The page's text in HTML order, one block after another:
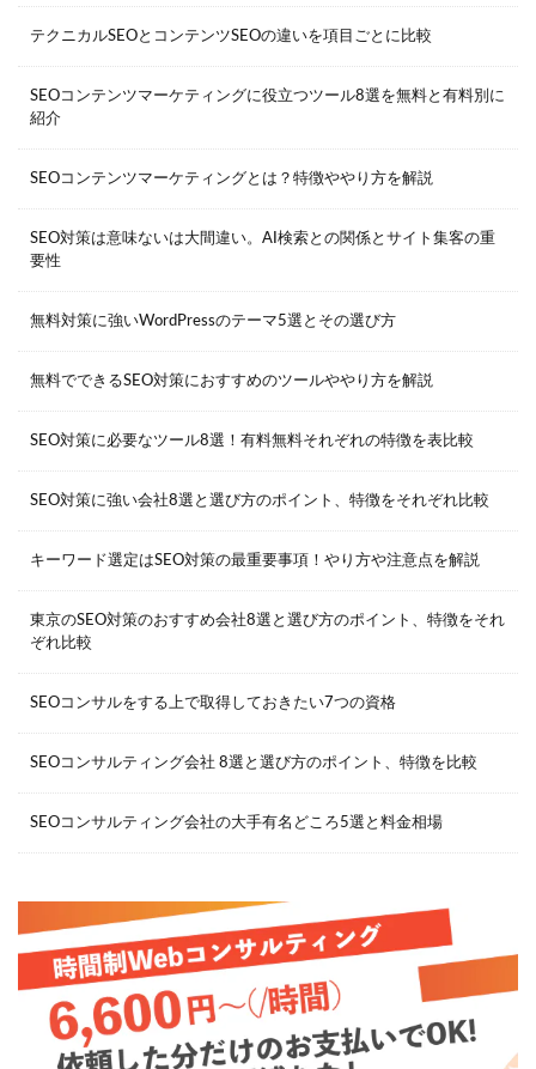
テクニカルSEOとコンテンツSEOの違いを項目ごとに比較
SEOコンテンツマーケティングに役立つツール8選を無料と有料別に
紹介
SEOコンテンツマーケティングとは？特徴ややり方を解説
SEO対策は意味ないは大間違い。AI検索との関係とサイト集客の重
要性
無料対策に強いWordPressのテーマ5選とその選び方
無料でできるSEO対策におすすめのツールややり方を解説
SEO対策に必要なツール8選！有料無料それぞれの特徴を表比較
SEO対策に強い会社8選と選び方のポイント、特徴をそれぞれ比較
キーワード選定はSEO対策の最重要事項！やり方や注意点を解説
東京のSEO対策のおすすめ会社8選と選び方のポイント、特徴をそれ
ぞれ比較
SEOコンサルをする上で取得しておきたい7つの資格
SEOコンサルティング会社 8選と選び方のポイント、特徴を比較
SEOコンサルティング会社の大手有名どころ5選と料金相場